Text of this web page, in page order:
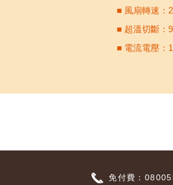
■ 風扇轉速：
■ 超溫切斷：
■ 電流電壓：
免付費：